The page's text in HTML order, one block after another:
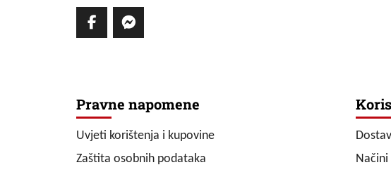
Pravne napomene
Uvjeti korištenja i kupovine
Zaštita osobnih podataka
Načini